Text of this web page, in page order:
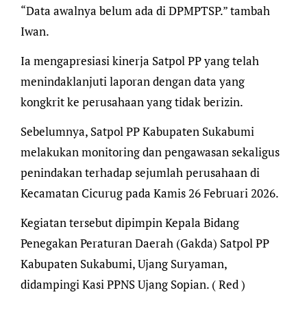
“Data awalnya belum ada di DPMPTSP.” tambah
Iwan.
Ia mengapresiasi kinerja Satpol PP yang telah
menindaklanjuti laporan dengan data yang
kongkrit ke perusahaan yang tidak berizin.
Sebelumnya, Satpol PP Kabupaten Sukabumi
melakukan monitoring dan pengawasan sekaligus
penindakan terhadap sejumlah perusahaan di
Kecamatan Cicurug pada Kamis 26 Februari 2026.
Kegiatan tersebut dipimpin Kepala Bidang
Penegakan Peraturan Daerah (Gakda) Satpol PP
Kabupaten Sukabumi, Ujang Suryaman,
didampingi Kasi PPNS Ujang Sopian. ( Red )